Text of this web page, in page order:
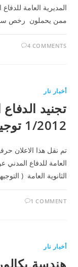
المديرية العامة
ممن يحملون رخص
4 COMMENTS
أخبار نار
تجنيد
1/2012 توجيهي ناجح
تم نقل هذا الاعلان
العامة للدفاع
الثانوية العامة (
1 COMMENT
أخبار نار